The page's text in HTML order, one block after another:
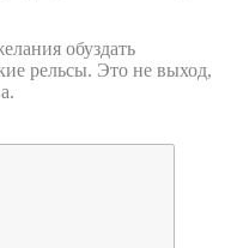
обуздать
рельсы. Это не выход,